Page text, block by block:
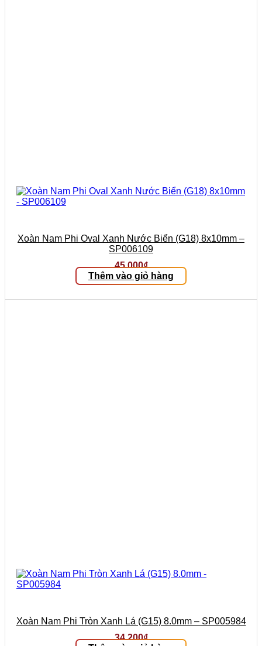
Xoàn Nam Phi Oval Xanh Nước Biển (G18) 8x10mm –
SP006109
45.000₫
Thêm vào giỏ hàng
Xoàn Nam Phi Tròn Xanh Lá (G15) 8.0mm – SP005984
34.200₫